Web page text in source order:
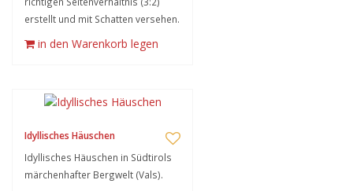
erstellt und mit Schatten versehen.
in den Warenkorb legen
Idyllisches Häuschen
Idyllisches Häuschen in Südtirols
märchenhafter Bergwelt (Vals).